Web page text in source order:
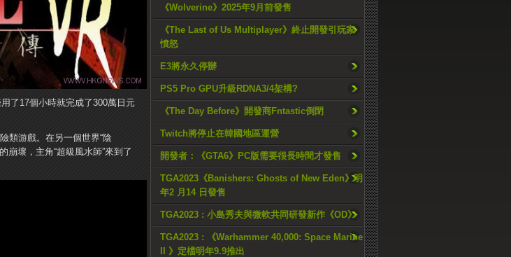
《Wolverine》2025年9月前發售
《The Last of Us Multiplayer》終止開發引玩家
憤怒
E3將永久停辦
PS5 Pro GPU升級RDNA3/4架構?
《The Day Before》開發商Fntastic倒閉
Twitch將停止在韓國地區運營
開發者：《GTA6》PC版需要很長時間才發售
TGA2023《Banishers: Ghosts of New Eden》明
年2 月14 日發售
TGA2023 : 小島秀夫與微軟共同研發新作《OD》
TGA2023 : 《Warhammer 40,000: Space Marine
II 》定檔明年9.9推出
了17個小時就完成了300萬日元
類游戲。在另一個世界“陰
崩壞，主角“超級風水師”來到了